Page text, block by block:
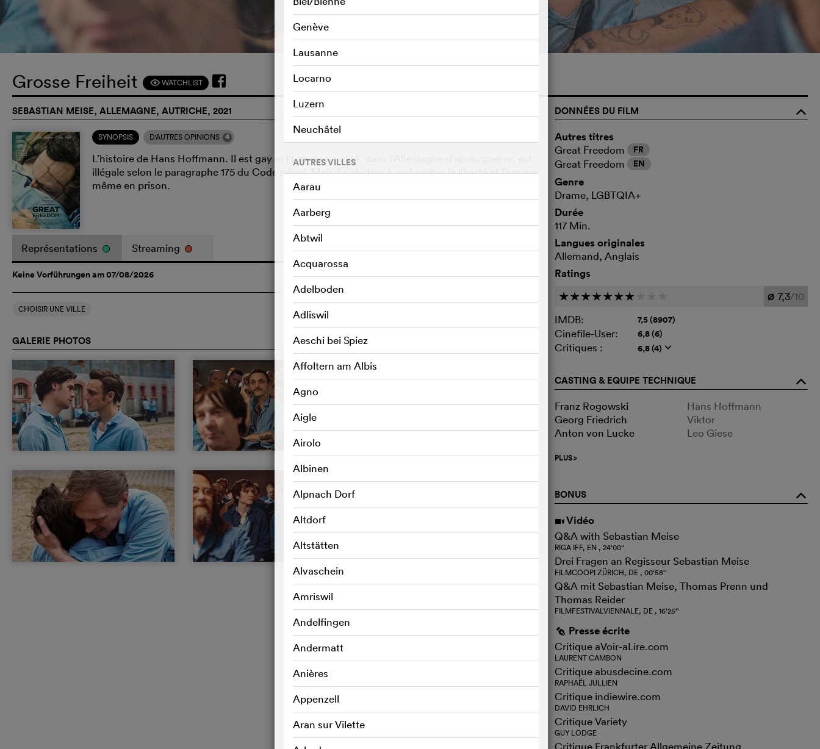
Grosse Freiheit F WATCHLIST
SEBASTIAN MEISE, ALLEMAGNE, AUTRICHE, 2021
SYNOPSIS D'AUTRES OPINIONS 4
L’histoire de Hans Hoffmann. Il est gay et l’homosexualité, dans l’Allemagne d’après guerre, est
illégale selon le paragraphe 175 du Code pénal. Mais il s’obstine à rechercher la liberté et l’amour
même en prison.
o
Représentations Streaming
Keine Vorführungen am 07/08/2026
CHOISIR UNE VILLE
Genève
Lausanne
Locarno
Luzern
Neuchâtel
AUTRES VILLES
Aarau
Aarberg
Abtwil
Acquarossa
Adelboden
Adliswil
Aeschi bei Spiez
Affoltern am Albis
Agno
Aigle
Airolo
Albinen
Alpnach Dorf
Altdorf
Altstätten
Alvaschein
Amriswil
Andelfingen
Andermatt
Anières
Appenzell
Aran sur Vilette
GALERIE PHOTOS
DONNÉES DU FILM
o
Autres titres
Great Freedom FR
Great Freedom EN
Genre
Drame, LGBTQIA+
Durée
117 Min.
Langues originales
Allemand, Anglais
Ratings
c c c c c c c Ø 7,3/10
IMDB:
7,5 (8907)
Cinefile-User: 6,8 (6)
Critiques : 6,8 (4) q
CASTING & EQUIPE TECHNIQUE o
Franz Rogowski
Hans Hoffmann
Georg Friedrich
Viktor
Anton von Lucke
Leo Giese
PLUS>
BONUS o
i Vidéo
Q&A with Sebastian Meise
RIGA IFF, EN , 24‘00‘‘
Drei Fragen an Regisseur Sebastian Meise
FILMCOOPI ZÜRICH, DE , 00‘58‘‘
Q&A mit Sebastian Meise, Thomas Prenn und
Thomas Reider
FILMFESTIVALVIENNALE, DE , 16‘25‘‘
g Presse écrite
Critique aVoir-aLire.com
LAURENT CAMBON
Critique abusdecine.com
RAPHAËL JULLIEN
Critique indiewire.com
DAVID EHRLICH
Critique Variety
GUY LODGE
Critique Frankfurter Allgemeine Zeitung